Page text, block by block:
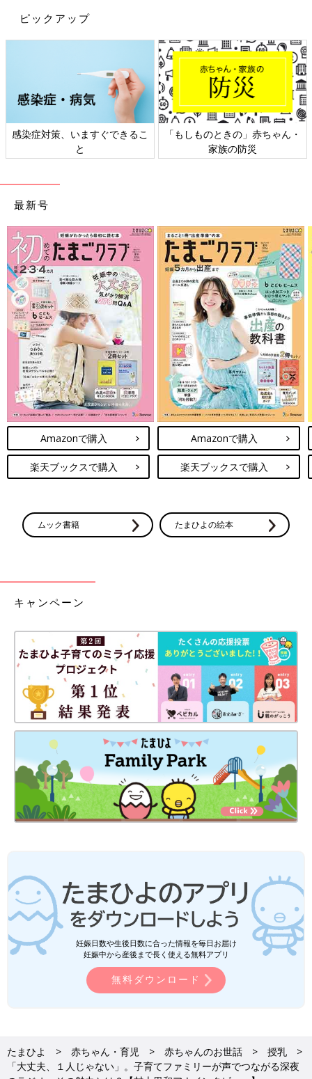
ピックアップ
感染症対策、いますぐできるこ
と
「もしものときの」赤ちゃん・
家族の防災
最新号
Amazonで購入
楽天ブックスで購入
Amazonで購入
楽天ブックスで購入
ムック書籍 たまひよの絵本
キャンペーン
妊娠日数や生後日数に合った情報を毎日お届け
妊娠中から産後まで長く使える無料アプリ
無料ダウンロード
たまひよ 赤ちゃん・育児 赤ちゃんのお世話
授乳
「大丈夫、１人じゃない」。子育てファミリーが声でつながる深夜